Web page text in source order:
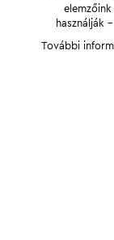
használják
További